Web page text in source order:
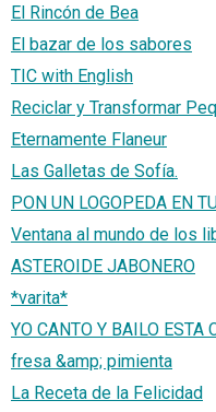
El Rincón de Bea
El bazar de los sabores
TIC with English
Reciclar y Transformar
Eternamente Flaneur
Las Galletas de Sofía.
PON UN LOGOPEDA EN
Ventana al mundo de los
ASTEROIDE JABONERO
*varita*
YO CANTO Y BAILO ESTA
fresa &amp; pimienta
La Receta de la Felicidad